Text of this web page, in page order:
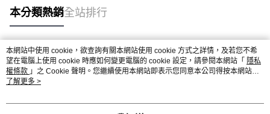
本分類熱銷全站排行
熱門標籤
本網站中使用 cookie，欲查詢有關本網站使用 cookie 方式之詳情，及若您不希
望在電腦上使用 cookie 時應如何變更電腦的 cookie 設定，請參閱本網站「 隱私
權條款 」之 Cookie 聲明。您繼續使用本網站即表示您同意本公司得按本網站使
用條款之 Cookie 聲明使用 cookie。
了解更多 >